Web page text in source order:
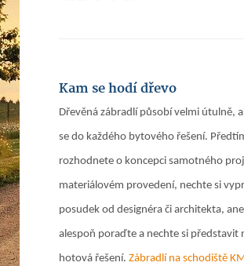
Kam se hodí dřevo
Dřevěná zábradlí působí velmi útulně,
se do každého bytového řešení.
rozhodnete o koncepci samotného
materiálovém provedení, nechte si
posudek od designéra či architekta,
alespoň poraďte a nechte si představit
hotová řešení. Zábradlí na schodiště